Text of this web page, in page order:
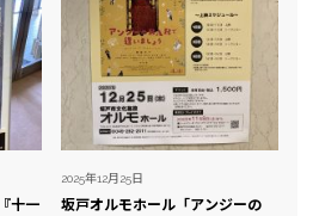
十一
2025年12月25日
坂戸オルモホール「アンジーの